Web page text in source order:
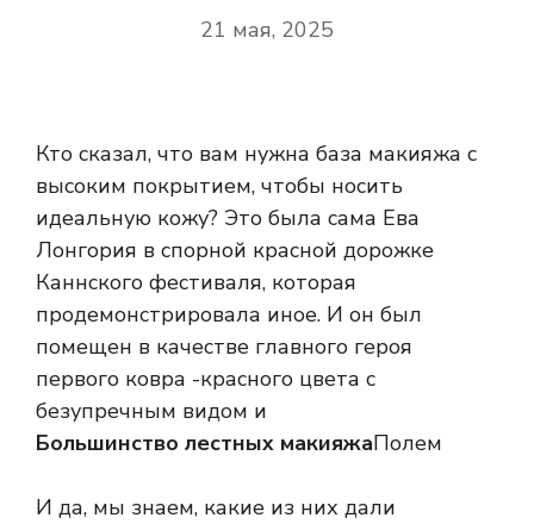
21 мая, 2025
Кто сказал, что вам нужна база макияжа с
высоким покрытием, чтобы носить
идеальную кожу? Это была сама Ева
Лонгория в спорной красной дорожке
Каннского фестиваля, которая
продемонстрировала иное. И он был
помещен в качестве главного героя
первого ковра -красного цвета с
безупречным видом и
Большинство лестных макияжаПолем
И да, мы знаем, какие из них дали